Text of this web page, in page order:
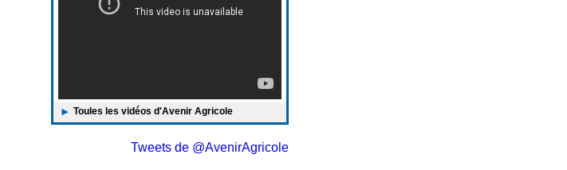
Toules les vidéos d′Avenir Agricole
Tweets de @AvenirAgricole